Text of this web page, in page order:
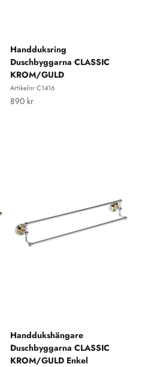
Handduksring
Duschbyggarna CLASSIC
KROM/GULD
Artikelnr C1416
REA-pris
890 kr
Handdukshängare
Duschbyggarna CLASSIC
KROM/GULD Enkel